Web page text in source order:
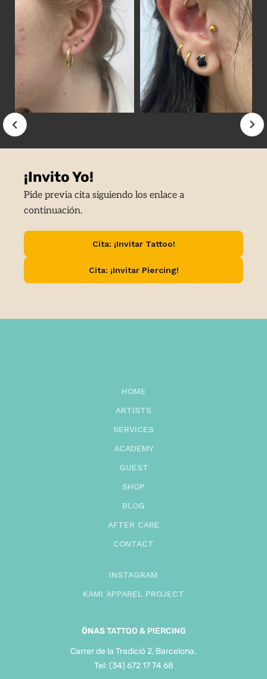
¡Invito Yo!
Pide previa cita siguiendo los enlace a
continuación.
Cita: ¡Invitar Tattoo!
Cita: ¡Invitar Piercing!
HOME
ARTISTS
SERVICES
ACADEMY
GUEST
SHOP
BLOG
AFTER CARE
CONTACT
INSTAGRAM
KAMI APPAREL PROJECT
ÖNASTATTOO & PIERCING
Carrer de la Tradició 2, Barcelona.
Tel: (34) 672 17 74 68